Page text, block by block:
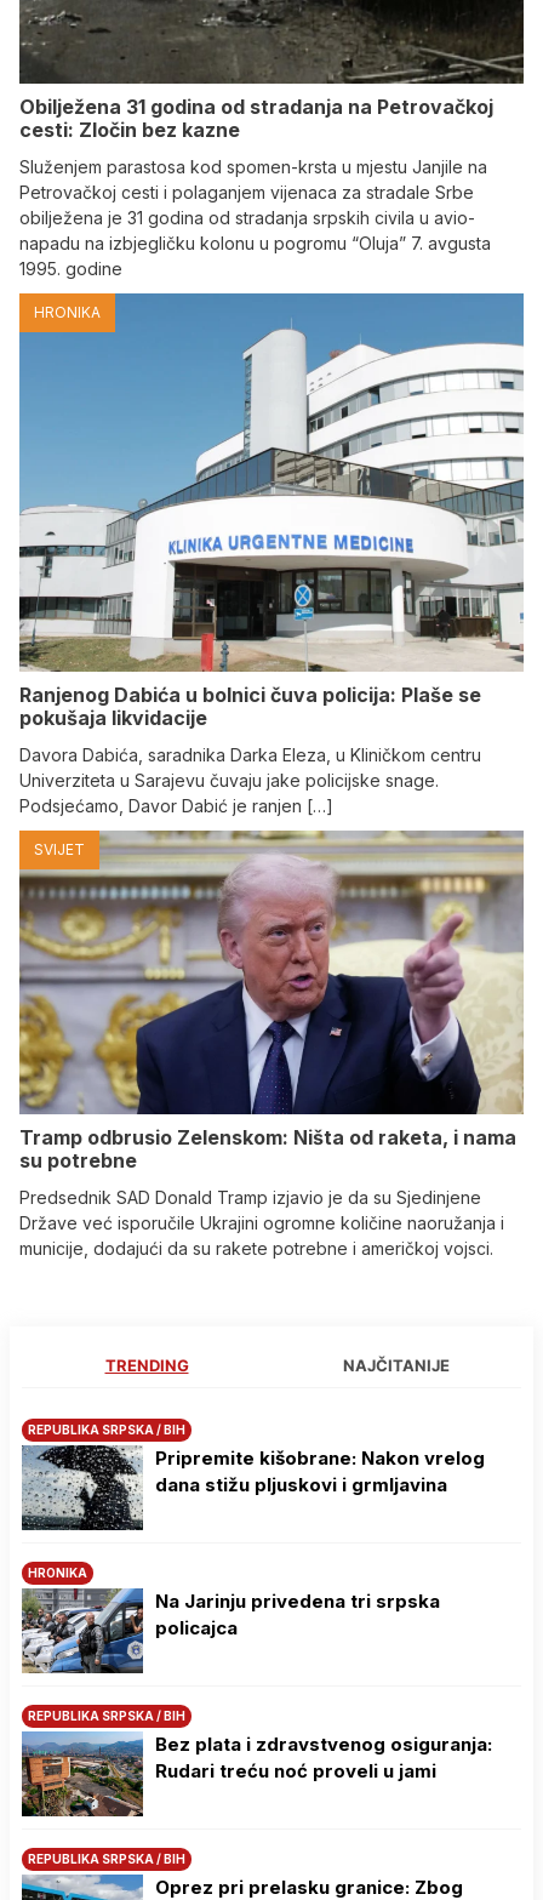
Obilježena 31 godina od stradanja na Petrovačkoj
cesti: Zločin bez kazne
Služenjem parastosa kod spomen-krsta u mjestu Janjile na
Petrovačkoj cesti i polaganjem vijenaca za stradale Srbe
obilježena je 31 godina od stradanja srpskih civila u avio-
napadu na izbjegličku kolonu u pogromu “Oluja” 7. avgusta
1995. godine
HRONIKA
Ranjenog Dabića u bolnici čuva policija: Plaše se
pokušaja likvidacije
Davora Dabića, saradnika Darka Eleza, u Kliničkom centru
Univerziteta u Sarajevu čuvaju jake policijske snage.
Podsjećamo, Davor Dabić je ranjen […]
SVIJET
Tramp odbrusio Zelenskom: Ništa od raketa, i nama
su potrebne
Predsednik SAD Donald Tramp izjavio je da su Sjedinjene
Države već isporučile Ukrajini ogromne količine naoružanja i
municije, dodajući da su rakete potrebne i američkoj vojsci.
TRENDING NAJČITANIJE
REPUBLIKA SRPSKA / BIH
Pripremite kišobrane: Nakon vrelog
dana stižu pljuskovi i grmljavina
HRONIKA
Na Јarinju privedena tri srpska
policajca
REPUBLIKA SRPSKA / BIH
Bez plata i zdravstvenog osiguranja:
Rudari treću noć proveli u jami
REPUBLIKA SRPSKA / BIH
Oprez pri prelasku granice: Zbog